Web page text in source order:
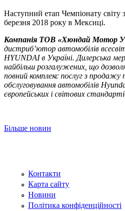
Наступний етап Чемпіонату світу з
березня 2018 року в Мексиці.
Компанія ТOВ «Хюндай Мотор
дистриб’ютор автомобілів
HYUNDAI в Україні. Дилерська
найбільш розгалужених, що
повний комплекс послуг з продажу
обслуговування автомобілів
європейських і світових
Більше новин
Контакти
Карта сайту
Новини
Політика конфіденційності